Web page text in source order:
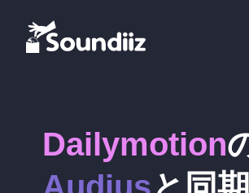
Dailymotion